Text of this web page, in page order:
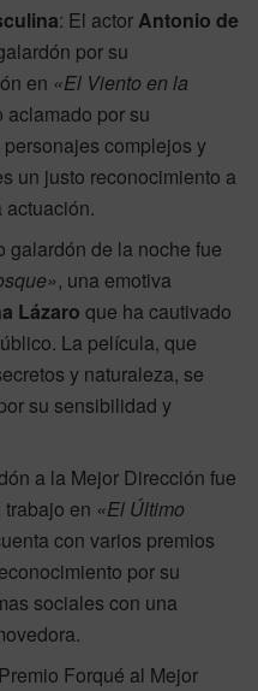
: El actorAntonio de
por su
en «El Viento en la
aclamado por su
complejos y
un justo reconocimiento a
actuación.
galardón de la noche fue
, una emotiva
Lázaro que ha cautivado
La película, que
y naturaleza, se
su sensibilidad y
a la Mejor Dirección fue
trabajo en «El Último
con varios premios
por su
sociales con una
Forqué al Mejor